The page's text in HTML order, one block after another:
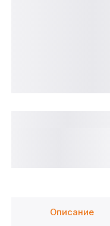
Описание